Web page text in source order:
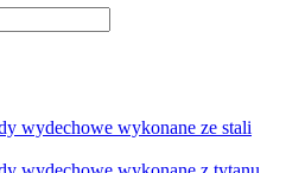
wydechowe wykonane ze stali